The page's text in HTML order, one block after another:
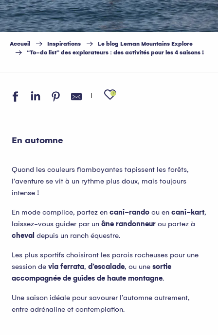
Accueil Inspirations
Le blog Leman Mountains Explore
“To-do list” des explorateurs : des activités pour les 4 saisons !
Ajouter aux
En automne
Quand les couleurs flamboyantes tapissent les forêts,
l’aventure se vit à un rythme plus doux, mais toujours
intense !
En mode complice, partez en cani-rando ou en cani-kart,
laissez-vous guider par un âne randonneur ou partez à
cheval depuis un ranch équestre.
Les plus sportifs choisiront les parois rocheuses pour une
session de via ferrata, d’escalade, ou une sortie
accompagnée de guides de haute montagne.
Une saison idéale pour savourer l’automne autrement,
entre adrénaline et contemplation.